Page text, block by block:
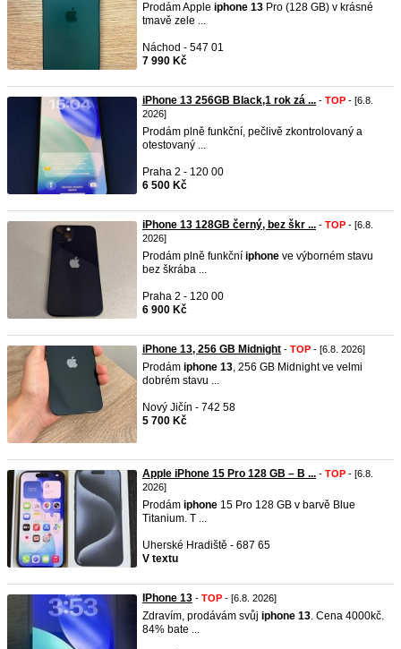
Prodám Apple iphone 13 Pro (128 GB) v krásné
tmavě zele ...
Náchod - 547 01
7 990 Kč
iPhone 13 256GB Black,1 rok zá ... - TOP - [6.8.
2026]
Prodám plně funkční, pečlivě zkontrolovaný a
otestovaný ...
Praha 2 - 120 00
6 500 Kč
iPhone 13 128GB černý, bez škr ... - TOP - [6.8.
2026]
Prodám plně funkční iphone ve výborném stavu
bez škrába ...
Praha 2 - 120 00
6 900 Kč
iPhone 13, 256 GB Midnight - TOP - [6.8. 2026]
Prodám iphone 13, 256 GB Midnight ve velmi
dobrém stavu ...
Nový Jičín - 742 58
5 700 Kč
Apple iPhone 15 Pro 128 GB – B ... - TOP - [6.8.
2026]
Prodám iphone 15 Pro 128 GB v barvě Blue
Titanium. T ...
Uherské Hradiště - 687 65
V textu
IPhone 13 - TOP - [6.8. 2026]
Zdravím, prodávám svůj iphone 13. Cena 4000kč.
84% bate ...